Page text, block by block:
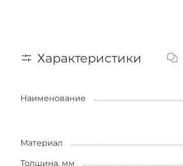
Характеристики
Наименование
Материал
Толщина, мм